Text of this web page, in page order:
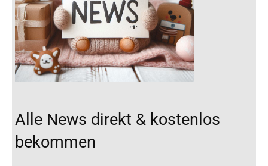
Alle News direkt & kostenlos
bekommen